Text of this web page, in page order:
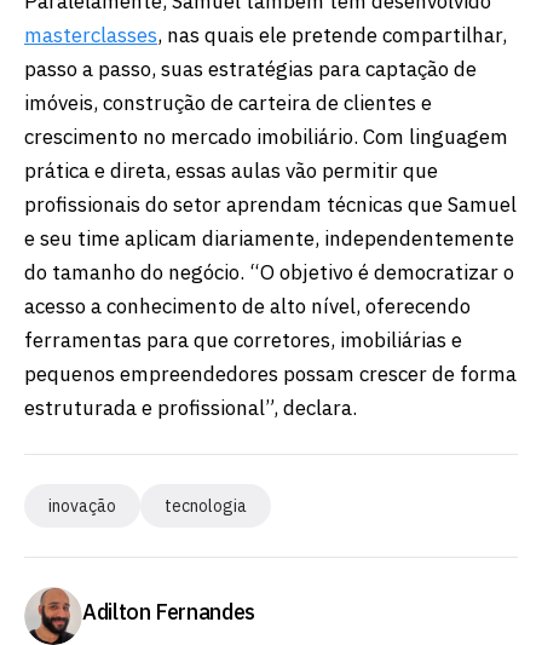
masterclasses, nas quais ele pretende compartilhar,
passo a passo, suas estratégias para captação de
imóveis, construção de carteira de clientes e
crescimento no mercado imobiliário. Com linguagem
prática e direta, essas aulas vão permitir que
profissionais do setor aprendam técnicas que Samuel
e seu time aplicam diariamente, independentemente
do tamanho do negócio. “O objetivo é democratizar o
acesso a conhecimento de alto nível, oferecendo
ferramentas para que corretores, imobiliárias e
pequenos empreendedores possam crescer de forma
estruturada e profissional”, declara.
inovação tecnologia
Adilton Fernandes